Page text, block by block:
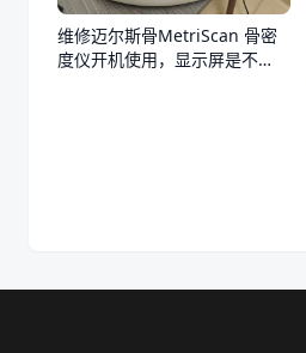
维修迈尔斯骨MetriScan 骨密
度仪开机使用，显示屏是不